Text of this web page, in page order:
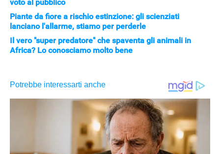
voto al pubblico
Piante da fiore a rischio estinzione: gli scienziati
lanciano l'allarme, stiamo per perderle
Il vero "super predatore" che spaventa gli animali in
Africa? Lo conosciamo molto bene